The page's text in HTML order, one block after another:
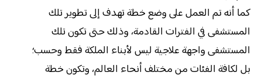
كما أنه تم العمل على وضع خطة تهدف إلى تطوير تلك
المستشفى في الفترات القادمة، وذلك حتى تكون تلك
المستشفى واجهة علاجية ليس لأبناء الملكة فقط وحسب؛
بل لكافة الفئات من مختلف أنحاء العالم، وتكون خطة